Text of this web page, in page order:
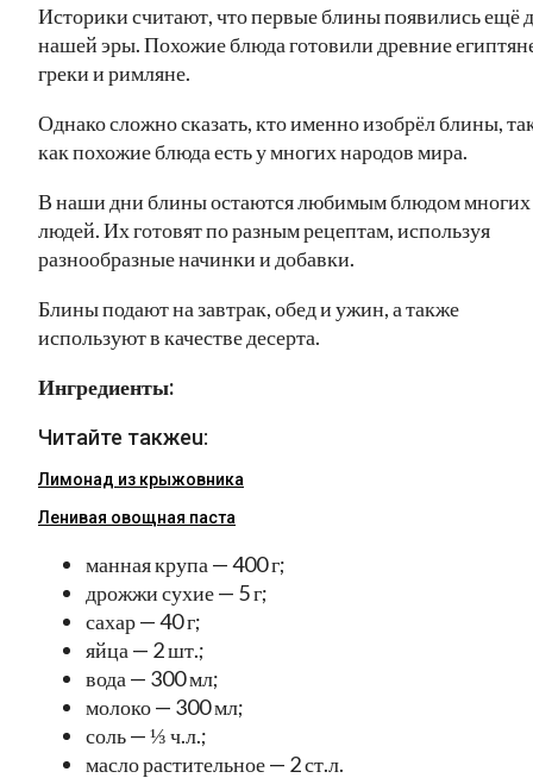
Историки считают, что первые блины появились ещё
нашей эры. Похожие блюда готовили древние
греки и римляне.
Однако сложно сказать, кто именно изобрёл блины,
как похожие блюда есть у многих народов мира.
В наши дни блины остаются любимым блюдом многих
людей. Их готовят по разным рецептам, используя
разнообразные начинки и добавки.
Блины подают на завтрак, обед и ужин, а также
используют в качестве десерта.
Ингредиенты:
Читайте такжеu:
Лимонад из крыжовника
Ленивая овощная паста
манная крупа — 400 г;
дрожжи сухие — 5 г;
сахар — 40 г;
яйца — 2 шт.;
вода — 300 мл;
молоко — 300 мл;
соль — ⅓ ч.л.;
масло растительное — 2 ст.л.